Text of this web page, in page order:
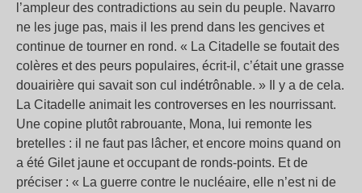
l’ampleur des contradictions au sein du peuple. Navarro
ne les juge pas, mais il les prend dans les gencives et
continue de tourner en rond. « La Citadelle se foutait des
colères et des peurs populaires, écrit-il, c’était une grasse
douairière qui savait son cul indétrônable. » Il y a de cela.
La Citadelle animait les controverses en les nourrissant.
Une copine plutôt rabrouante, Mona, lui remonte les
bretelles : il ne faut pas lâcher, et encore moins quand on
a été Gilet jaune et occupant de ronds-points. Et de
préciser : « La guerre contre le nucléaire, elle n’est ni de